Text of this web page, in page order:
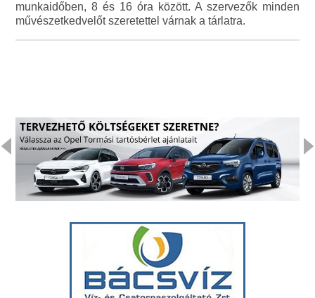
munkaidőben, 8 és 16 óra között. A szervezők minden
művészetkedvelőt szeretettel várnak a tárlatra.